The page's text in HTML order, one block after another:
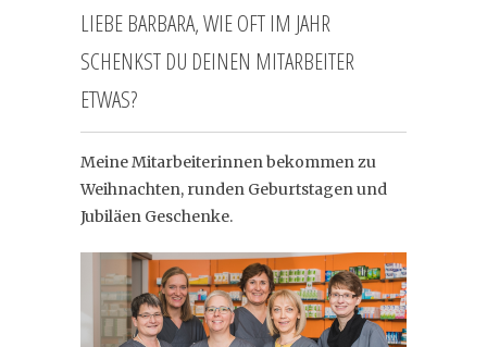
LIEBE BARBARA, WIE OFT IM JAHR
SCHENKST DU DEINEN MITARBEITER
ETWAS?
Meine Mitarbeiterinnen bekommen zu
Weihnachten, runden Geburtstagen und
Jubiläen Geschenke.